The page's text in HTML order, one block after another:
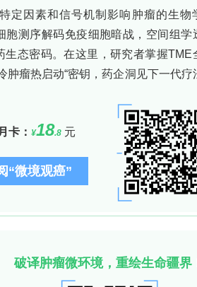
特异性MMP14条件性敲除小
莫昔芬诱导敲除。利用超声心
喂食西方饮食（WD）诱导
块负荷和成分。单核RNA测
病变样本来源于12例缺血性心
心血管生物样本库
PCR、CCK-8增殖实验和
现人冠状动脉纤维粥样斑块